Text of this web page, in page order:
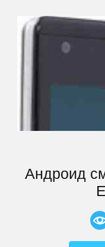
Андроид
Main
Home